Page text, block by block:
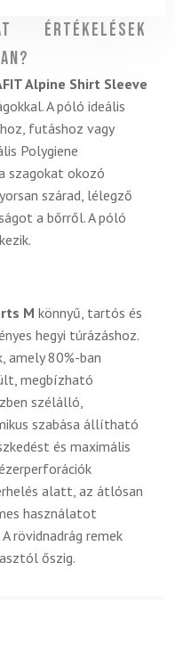
Értékelések
Alpine Shirt Sleeve
A póló ideális
futáshoz vagy
Polygiene
szagokat okozó
szárad, lélegző
a bőrről. A póló
M könnyű, tartós és
hegyi túrázáshoz.
amely 80%-ban
megbízható
szélálló,
szabása állítható
és maximális
alatt, az átlósan
használatot
rövidnadrág remek
őszig.